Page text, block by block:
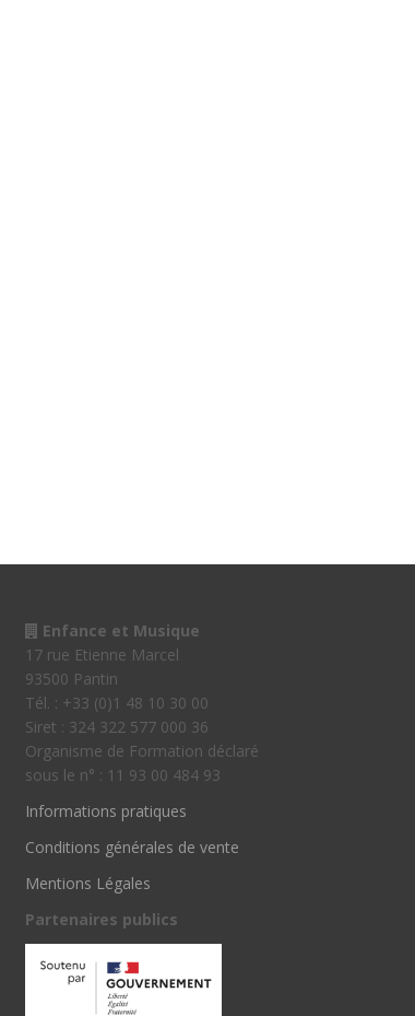
Enfance et Musique
17 rue Etienne Marcel
93500 Pantin
Tél. : +33 (0)1 48 10 30 00
Siret : 324 322 577 000 36
Organisme de Formation déclaré
sous le n° : 11 93 00 484 93
Informations pratiques
Conditions générales de vente
Mentions Légales
Partenaires publics